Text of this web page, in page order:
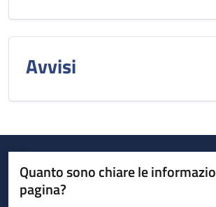
Avvisi
Quanto sono chiare le
pagina?